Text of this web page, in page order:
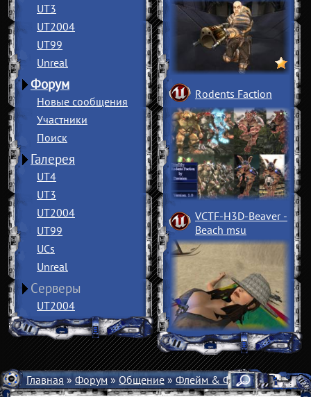
UT3
UT2004
UT99
Unreal
Форум
Новые сообщения
Участники
Поиск
Галерея
UT4
UT3
UT2004
UT99
UCs
Unreal
Серверы
UT2004
Rodents Faction
VCTF-H3D-Beaver ­
Beach msu
Главная»Форум»Общение»Флейм & Флуд» Как вы